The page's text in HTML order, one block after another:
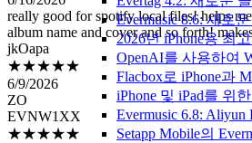
Evermusic 8.6: 새로
2026년 iPhone용 최
OpenAI를 사용하여
Flacbox로 iPhone과
iPhone 및 iPad를 위
Evermusic 6.8:
Setapp Mobile의
album name and cover and so forth!
jkOapa
★★★★★
6/9/2026
ZO
EVNW1XX
★★★★★
6/7/2026